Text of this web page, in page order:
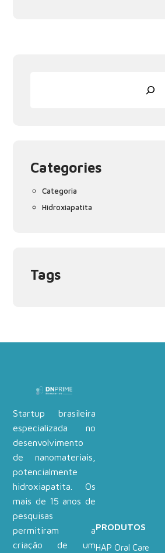
Categories
Categoria
Hidroxiapatita
Tags
Startup brasileira
especializada no
desenvolvimento
de nanomateriais,
potencialmente
hidroxiapatita. Os
mais de 15 anos de
pesquisas
permitiram a
criação de um
PRODUTOS
HAP Oral Care